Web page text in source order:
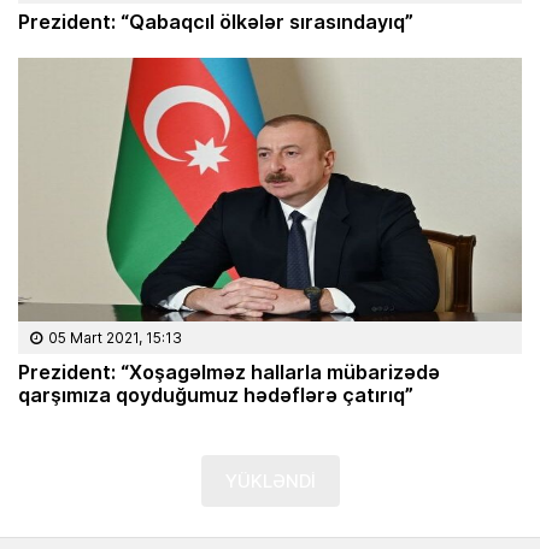
Prezident: “Qabaqcıl ölkələr sırasındayıq”
05 Mart 2021, 15:13
Prezident: “Xoşagəlməz hallarla mübarizədə
qarşımıza qoyduğumuz hədəflərə çatırıq”